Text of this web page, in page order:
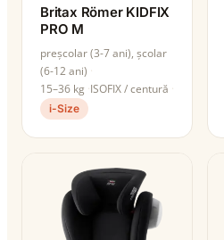
Britax Römer KIDFIX
PRO M
preșcolar (3-7 ani), școlar
(6-12 ani)
15–36 kg ISOFIX / centură
i-Size